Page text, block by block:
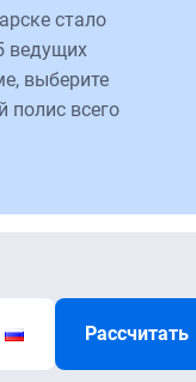
стало
ведущих
выберите
полис всего
Рассчитать